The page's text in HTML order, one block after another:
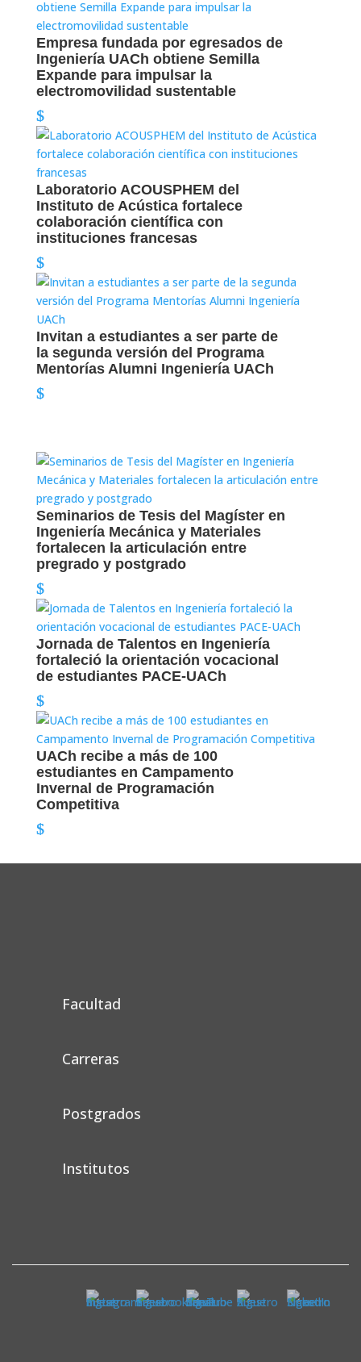
Empresa fundada por egresados de
Ingeniería UACh obtiene Semilla
Expande para impulsar la
electromovilidad sustentable
Laboratorio ACOUSPHEM del
Instituto de Acústica fortalece
colaboración científica con
instituciones francesas
Invitan a estudiantes a ser parte de
la segunda versión del Programa
Mentorías Alumni Ingeniería UACh
Seminarios de Tesis del Magíster en
Ingeniería Mecánica y Materiales
fortalecen la articulación entre
pregrado y postgrado
Jornada de Talentos en Ingeniería
fortaleció la orientación vocacional
de estudiantes PACE-UACh
UACh recibe a más de 100
estudiantes en Campamento
Invernal de Programación
Competitiva
Facultad
Carreras
Postgrados
Institutos